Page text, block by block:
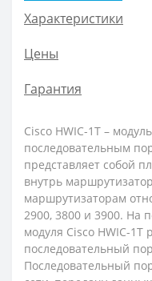
Характеристики
Цены
Гарантия
Cisco HWIC-1T –
последовательным
представляет собой
внутрь
маршрутизаторам
2900, 3800 и 3900. На
модуля Cisco HWIC-1T
последовательный
Последовательный